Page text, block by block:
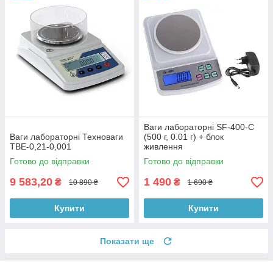
Ваги лабораторні Техноваги
ТВЕ-0,21-0,001
Готово до відправки
9 583,20 ₴ 10 890 ₴
Купити
Ваги лабораторні SF-400-C
(500 г, 0.01 г) + блок
живлення
Готово до відправки
1 490 ₴ 1 690 ₴
Купити
Показати ще